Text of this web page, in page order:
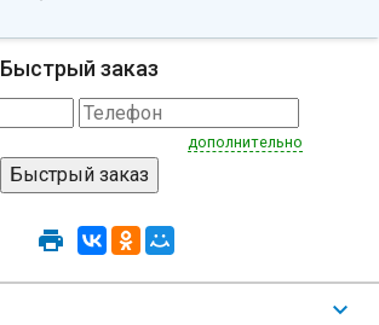
Быстрый заказ
дополнительно